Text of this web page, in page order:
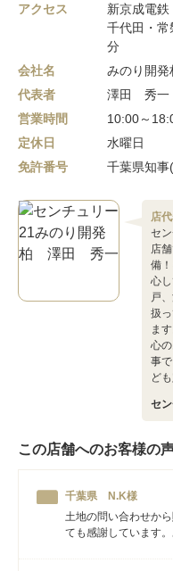
アクセス
新京成電
千代田・常
分
会社名
みのり開発
代表者
澤田 秀一
営業時間
10:00～
定休日
水曜日
免許番号
千葉県知
店
セ
店
備
心
戸
扱
ま
心
事
ど
セ
この店舗へのお客様の
千葉県 N.K様
土地の問い合わせか
ても感謝しています